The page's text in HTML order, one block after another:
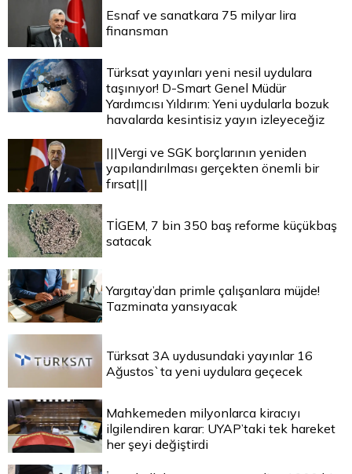
Esnaf ve sanatkara 75 milyar lira
finansman
Türksat yayınları yeni nesil uydulara
taşınıyor! D-Smart Genel Müdür
Yardımcısı Yıldırım: Yeni uydularla bozuk
havalarda kesintisiz yayın izleyeceğiz
|||Vergi ve SGK borçlarının yeniden
yapılandırılması gerçekten önemli bir
fırsat|||
TİGEM, 7 bin 350 baş reforme küçükbaş
satacak
Yargıtay’dan primle çalışanlara müjde!
Tazminata yansıyacak
Türksat 3A uydusundaki yayınlar 16
Ağustos`ta yeni uydulara geçecek
Mahkemeden milyonlarca kiracıyı
ilgilendiren karar: UYAP’taki tek hareket
her şeyi değiştirdi